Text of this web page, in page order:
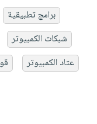
برامج تطبيقية
شبكات الكمبيوتر
عتاد الكمبيوتر